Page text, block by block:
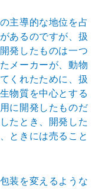
主導的な地位を占
あるのですが、扱
発したものは一つ
メーカーが、動物
くれたために、扱
物質を中心とする
に開発したものだ
たとき、開発した
ときには売ること
装を変えるような